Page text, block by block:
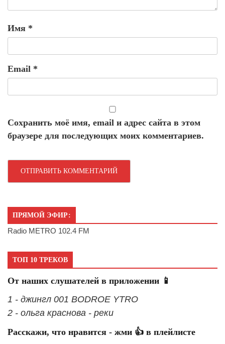
Имя *
Email *
Сохранить моё имя, email и адрес сайта в этом
браузере для последующих моих комментариев.
ПРЯМОЙ ЭФИР:
Radio METRO 102.4 FM
ТОП 10 ТРЕКОВ
От наших слушателей в приложении 📱
1 - джингл 001 BODROE YTRO
2 - ольга краснова - реки
Расскажи, что нравится - жми 👍 в плейлисте